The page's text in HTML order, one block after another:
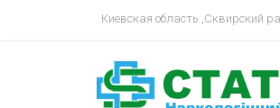
Киевская область ,Сквирский